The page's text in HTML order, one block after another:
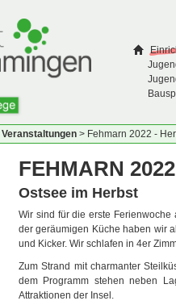
Veranstaltungen > Fehmarn 2022 -
FEHMARN
Ostsee im Herbst
Wir sind für die erste
der geräumigen Küche haben wir
und Kicker. Wir schlafen in 4er
Zum Strand mit charmanter
dem Programm stehen neben
Attraktionen der Insel.